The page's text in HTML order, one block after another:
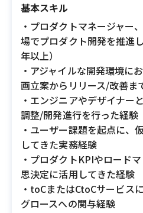
基本スキル
・プロダクトマネージャー
場でプロダクト開発を推進
年以上）
・アジャイルな開発環境に
画立案からリリース/改善ま
・エンジニアやデザイナー
調整/開発進行を行った経験
・ユーザー課題を起点に、
してきた実務経験
・プロダクトKPIやロード
思決定に活用してきた経験
・toCまたはCtoCサービス
グロースへの関与経験